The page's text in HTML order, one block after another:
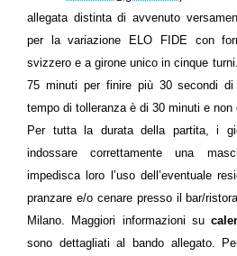
allegata distinta di avvenuto
per la variazione ELO FIDE con
svizzero e a girone unico in cinque
75 minuti per finire più 30 secondi di
tempo di tolleranza è di 30 minuti e
Per tutta la durata della partita, i
indossare correttamente una
impedisca loro l’uso dell’eventuale
pranzare e/o cenare presso il bar/
Milano. Maggiori informazioni su
sono dettagliati al bando allegato.